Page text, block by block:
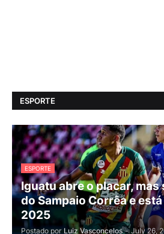
ESPORTE
ESPORTE
Iguatu abre o placar,
do Sampaio Corrêa e
2025
Postado por Luiz Vasconcelos - July 26,